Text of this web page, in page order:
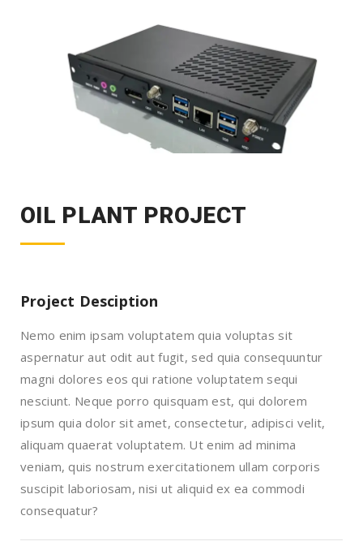
OIL PLANT PROJECT
Project Desciption
Nemo enim ipsam voluptatem quia voluptas sit
aspernatur aut odit aut fugit, sed quia consequuntur
magni dolores eos qui ratione voluptatem sequi
nesciunt. Neque porro quisquam est, qui dolorem
ipsum quia dolor sit amet, consectetur, adipisci velit,
aliquam quaerat voluptatem. Ut enim ad minima
veniam, quis nostrum exercitationem ullam corporis
suscipit laboriosam, nisi ut aliquid ex ea commodi
consequatur?